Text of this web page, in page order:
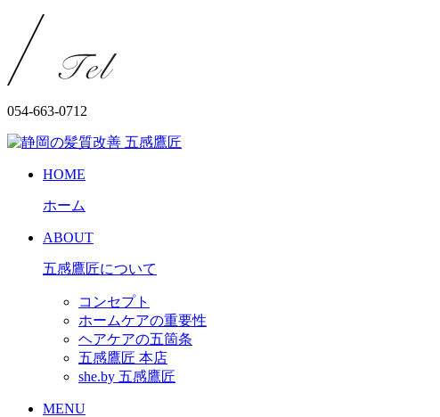
054-663-0712
HOME
ホーム
ABOUT
五感鷹匠について
コンセプト
ホームケアの重要性
ヘアケアの五箇条
五感鷹匠 本店
she.by 五感鷹匠
MENU